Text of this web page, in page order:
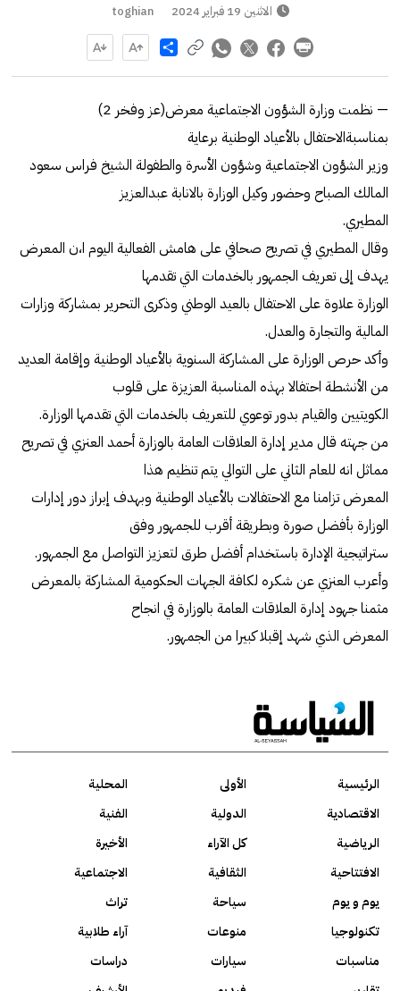
الاثنين 19 فبراير 2024 toghian
Share
— نظمت وزارة الشؤون الاجتماعية معرض(عز وفخر 2)
بمناسبةالاحتفال بالأعياد الوطنية برعاية
وزير الشؤون الاجتماعية وشؤون الأسرة والطفولة الشيخ فراس سعود
المالك الصباح وحضور وكيل الوزارة بالانابة عبدالعزيز
المطيري.
وقال المطيري في تصريح صحافي على هامش الفعالية اليوم ا،ن المعرض
يهدف إلى تعريف الجمهور بالخدمات التي تقدمها
الوزارة علاوة على الاحتفال بالعيد الوطني وذكرى التحرير بمشاركة وزارات
المالية والتجارة والعدل.
وأكد حرص الوزارة على المشاركة السنوية بالأعياد الوطنية وإقامة العديد
من الأنشطة احتفالا بهذه المناسبة العزيزة على قلوب
الكويتيين والقيام بدور توعوي للتعريف بالخدمات التي تقدمها الوزارة.
من جهته قال مدير إدارة العلاقات العامة بالوزارة أحمد العنزي في تصريح
مماثل انه للعام الثاني على التوالي يتم تنظيم هذا
المعرض تزامنا مع الاحتفالات بالأعياد الوطنية وبهدف إبراز دور إدارات
الوزارة بأفضل صورة وبطريقة أقرب للجمهور وفق
ستراتيجية الإدارة باستخدام أفضل طرق لتعزيز التواصل مع الجمهور.
وأعرب العنزي عن شكره لكافة الجهات الحكومية المشاركة بالمعرض
مثمنا جهود إدارة العلاقات العامة بالوزارة في انجاح
المعرض الذي شهد إقبلا كبيرا من الجمهور.
الرئيسية الأولى
المحلية
الاقتصادية
الدولية
الفنية
الرياضية
كل الآراء
الأخيرة
الافتتاحية
الثقافية
الاجتماعية
يوم و يوم
سياحة
تراث
تكنولوجيا
منوعات
آراء طلابية
مناسبات
سيارات
دراسات